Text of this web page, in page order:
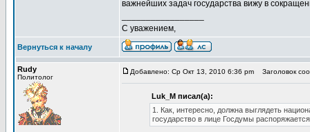
важнейших задач государства вижу в
С уважением,
Вернуться к началу
Rudy
Политолог
Добавлено: Ср Окт 13, 2010 6:36 pm Заголовок
Luk_M писал(а):
1. Как, интересно, должна выглядеть
государство в лице Госдумы